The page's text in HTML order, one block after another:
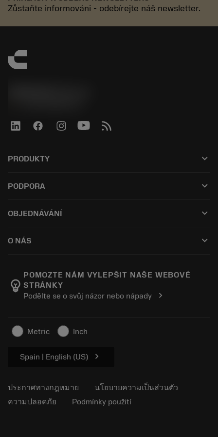
Zůstaňte informováni - odebírejte náš newsletter.
PRODUKTY keyboard_arrow_down
ซอฟต์แวร์ทั้งหมด
PODPORA keyboard_arrow_down
ผู้จัดจำหน่ายและผู้เชี่ยวชาญ
OBJEDNÁVÁNÍ keyboard_arrow_down
สั่งซื้อ
ติดตามคำสั่งซื้อของคุณ
ทำใบเสนอราคา
O NÁS keyboard_arrow_down
Manufacturing Wellness
อาชีพ
ธุรกิจที่ยั่งยืน
สำหรับสื่อมวลชน
emoji_objects
POMOZTE NÁM VYLEPŠIT NAŠE WEBOVÉ
STRÁNKY
Podělte se o svůj názor nebo nápady
chevron_right
Metric Inch
Spain | English (US) chevron_right
ประกาศทางกฎหมาย
นโยบายความเป็นส่วนตัว
ความปลอดภัย
Podmínky použití